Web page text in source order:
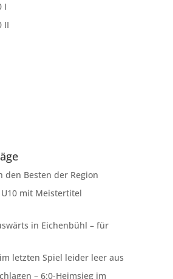
I
II
den Besten der Region
mit Meistertitel
in Eichenbühl – für
letzten Spiel leider leer aus
– 6:0-Heimsieg im